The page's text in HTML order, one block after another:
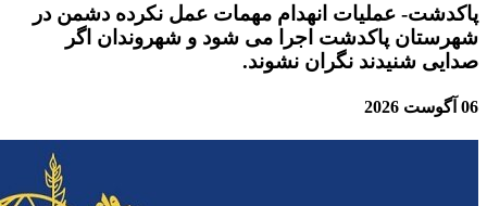
پاکدشت- عملیات انهدام مهمات عمل نکرده دشمن در
شهرستان پاکدشت اجرا می شود و شهروندان اگر
صدایی شنیدند نگران نشوند.
06 آگوست 2026